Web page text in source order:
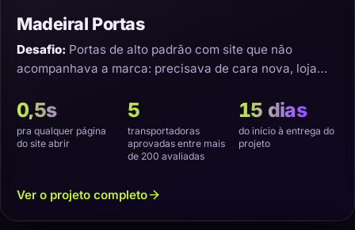
Madeiral Portas
Desafio: Portas de alto padrão com site que não
acompanhava a marca: precisava de cara nova, loja
0,5s
pra qualquer página
do site abrir
5
transportadoras
aprovadas entre mais
de 200 avaliadas
15 dias
do início à entrega do
projeto
Ver o projeto completo